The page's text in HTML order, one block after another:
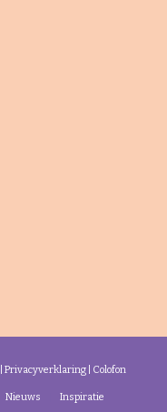
Privacyverklaring| Colofon
Nieuws Inspiratie